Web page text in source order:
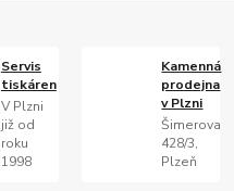
Servis
tiskáren
V Plzni
již od
roku
1998
Kamenná
prodejna
v Plzni
Šimerova
428/3,
Plzeň